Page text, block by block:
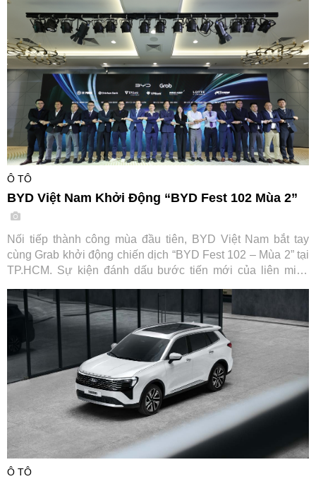
cũ đổi mới" tiết kiệm tới 7,2 triệu đồng.
Ô TÔ
BYD Việt Nam Khởi Động “BYD Fest 102 Mùa 2”
Nối tiếp thành công mùa đầu tiên, BYD Việt Nam bắt tay
cùng Grab khởi động chiến dịch “BYD Fest 102 – Mùa 2” tại
TP.HCM. Sự kiện đánh dấu bước tiến mới của liên minh
đẩy chuyển đổi xanh cho ngành vận tải dịch vụ tại Việt Nam.
Ô TÔ